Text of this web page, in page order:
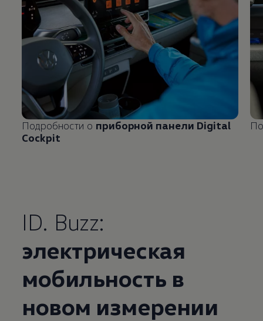
Подробности о приборной панели Digital
Cockpit
Enable fullscreen mode
ID. Buzz:
электрическая
мобильность в
новом измерении